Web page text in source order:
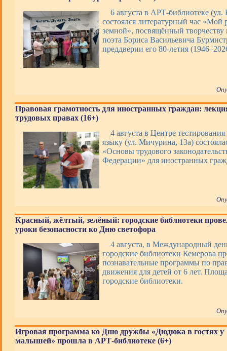
6 августа в АРТ-библиотеке (ул.
состоялся литературный час «Мой
земной», посвящённый творчеству
поэта Бориса Васильевича
преддверии его 80-летия
Правовая грамотность для иностранных граждан:
трудовых правах (16+)
4 августа в Центре
языку (ул. Мичурина, 13а)
«Основы трудового
Федерации» для иностранных
Красный, жёлтый, зелёный: городские библиотеки
уроки безопасности ко Дню светофора
4 августа, в Международный
городские библиотеки Кемерова
познавательные программы по
движения для детей от 6 лет.
городские библиотеки.
Игровая программа ко Дню дружбы «Дюдюка в гостях у
малышей» прошла в АРТ-библиотеке (6+)